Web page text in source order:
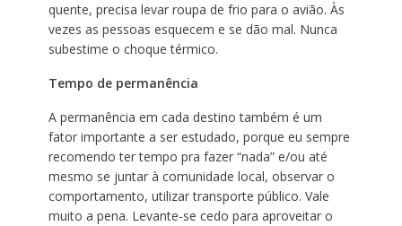
quente, precisa levar roupa de frio para o avião. Às
vezes as pessoas esquecem e se dão mal. Nunca
subestime o choque térmico.
Tempo de permanência
A permanência em cada destino também é um
fator importante a ser estudado, porque eu sempre
recomendo ter tempo pra fazer “nada” e/ou até
mesmo se juntar à comunidade local, observar o
comportamento, utilizar transporte público. Vale
muito a pena. Levante-se cedo para aproveitar o